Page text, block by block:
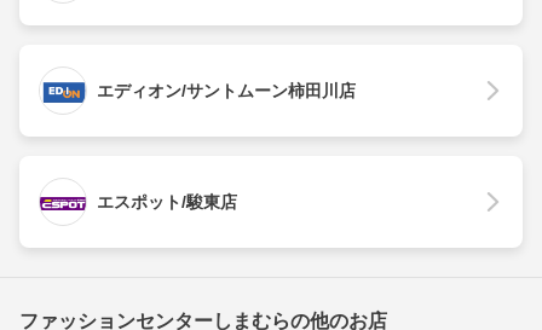
エディオン/サントムーン柿田川店
エスポット/駿東店
ファッションセンターしまむらの他のお店